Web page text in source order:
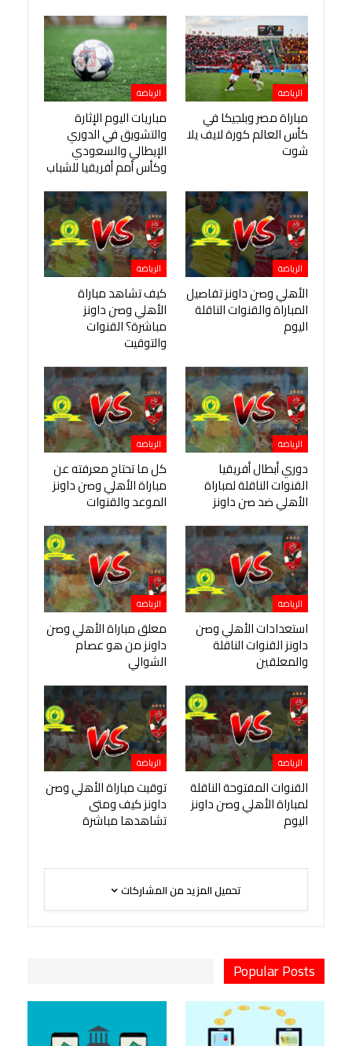
الرياضة
مباراة مصر وبلجيكا في
كأس العالم كورة لايف يلا
شوت
الرياضة
مباريات اليوم الإثارة
والتشويق في الدوري
الإيطالي والسعودي
وكأس أمم أفريقيا للشباب
الرياضة
الأهلي وصن داونز تفاصيل
المباراة والقنوات الناقلة
اليوم
الرياضة
كيف تشاهد مباراة
الأهلي وصن داونز
مباشرة؟ القنوات
والتوقيت
الرياضة
دوري أبطال أفريقيا
القنوات الناقلة لمباراة
الأهلي ضد صن داونز
الرياضة
كل ما تحتاج معرفته عن
مباراة الأهلي وصن داونز
الموعد والقنوات
الرياضة
استعدادات الأهلي وصن
داونز القنوات الناقلة
والمعلقين
الرياضة
معلق مباراة الأهلي وصن
داونز من هو عصام
الشوالي
الرياضة
القنوات المفتوحة الناقلة
لمباراة الأهلي وصن داونز
اليوم
الرياضة
توقيت مباراة الأهلي وصن
داونز كيف ومتى
تشاهدها مباشرة
تحميل المزيد من المشاركات
Popular Posts